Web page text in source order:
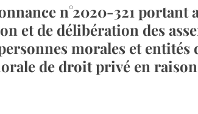
n°2020-321 portant
et de délibération des
morales et entités
de droit privé en raison